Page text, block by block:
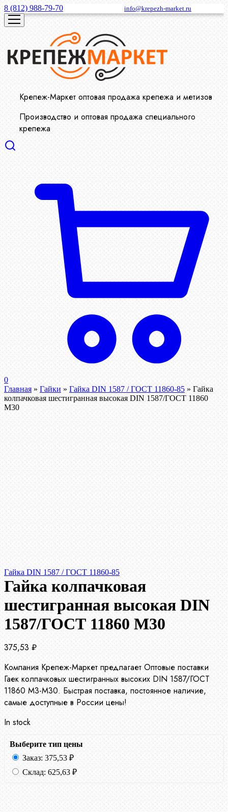
8 (812) 988-79-70 info@krepezh-market.ru
Крепеж-Маркет оптовая продажа крепежа и метизов
Производство и оптовая продажа специального
крепежа
0
Главная » Гайки » Гайка DIN 1587 / ГОСТ 11860-85 » Гайка
колпачковая шестигранная высокая DIN 1587/ГОСТ 11860
М30
Гайка DIN 1587 / ГОСТ 11860-85
Гайка колпачковая
шестигранная высокая DIN
1587/ГОСТ 11860 М30
375,53 ₽
Компания Крепеж-Маркет предлагает Оптовые поставки
Гаек колпачковых шестигранных высоких DIN 1587/ГОСТ
11860 М3-М30. Быстрая поставка, постоянное наличие,
самые доступные в России цены!
In stock
Выберите тип цены
Заказ: 375,53 ₽
Склад: 625,63 ₽